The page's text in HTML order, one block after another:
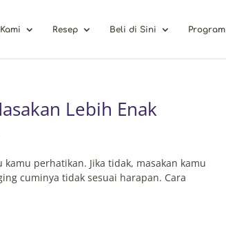
Resep Beli di Sini Program
Lebih Enak
perhatikan. Jika tidak, masakan kamu
cuminya tidak sesuai harapan. Cara